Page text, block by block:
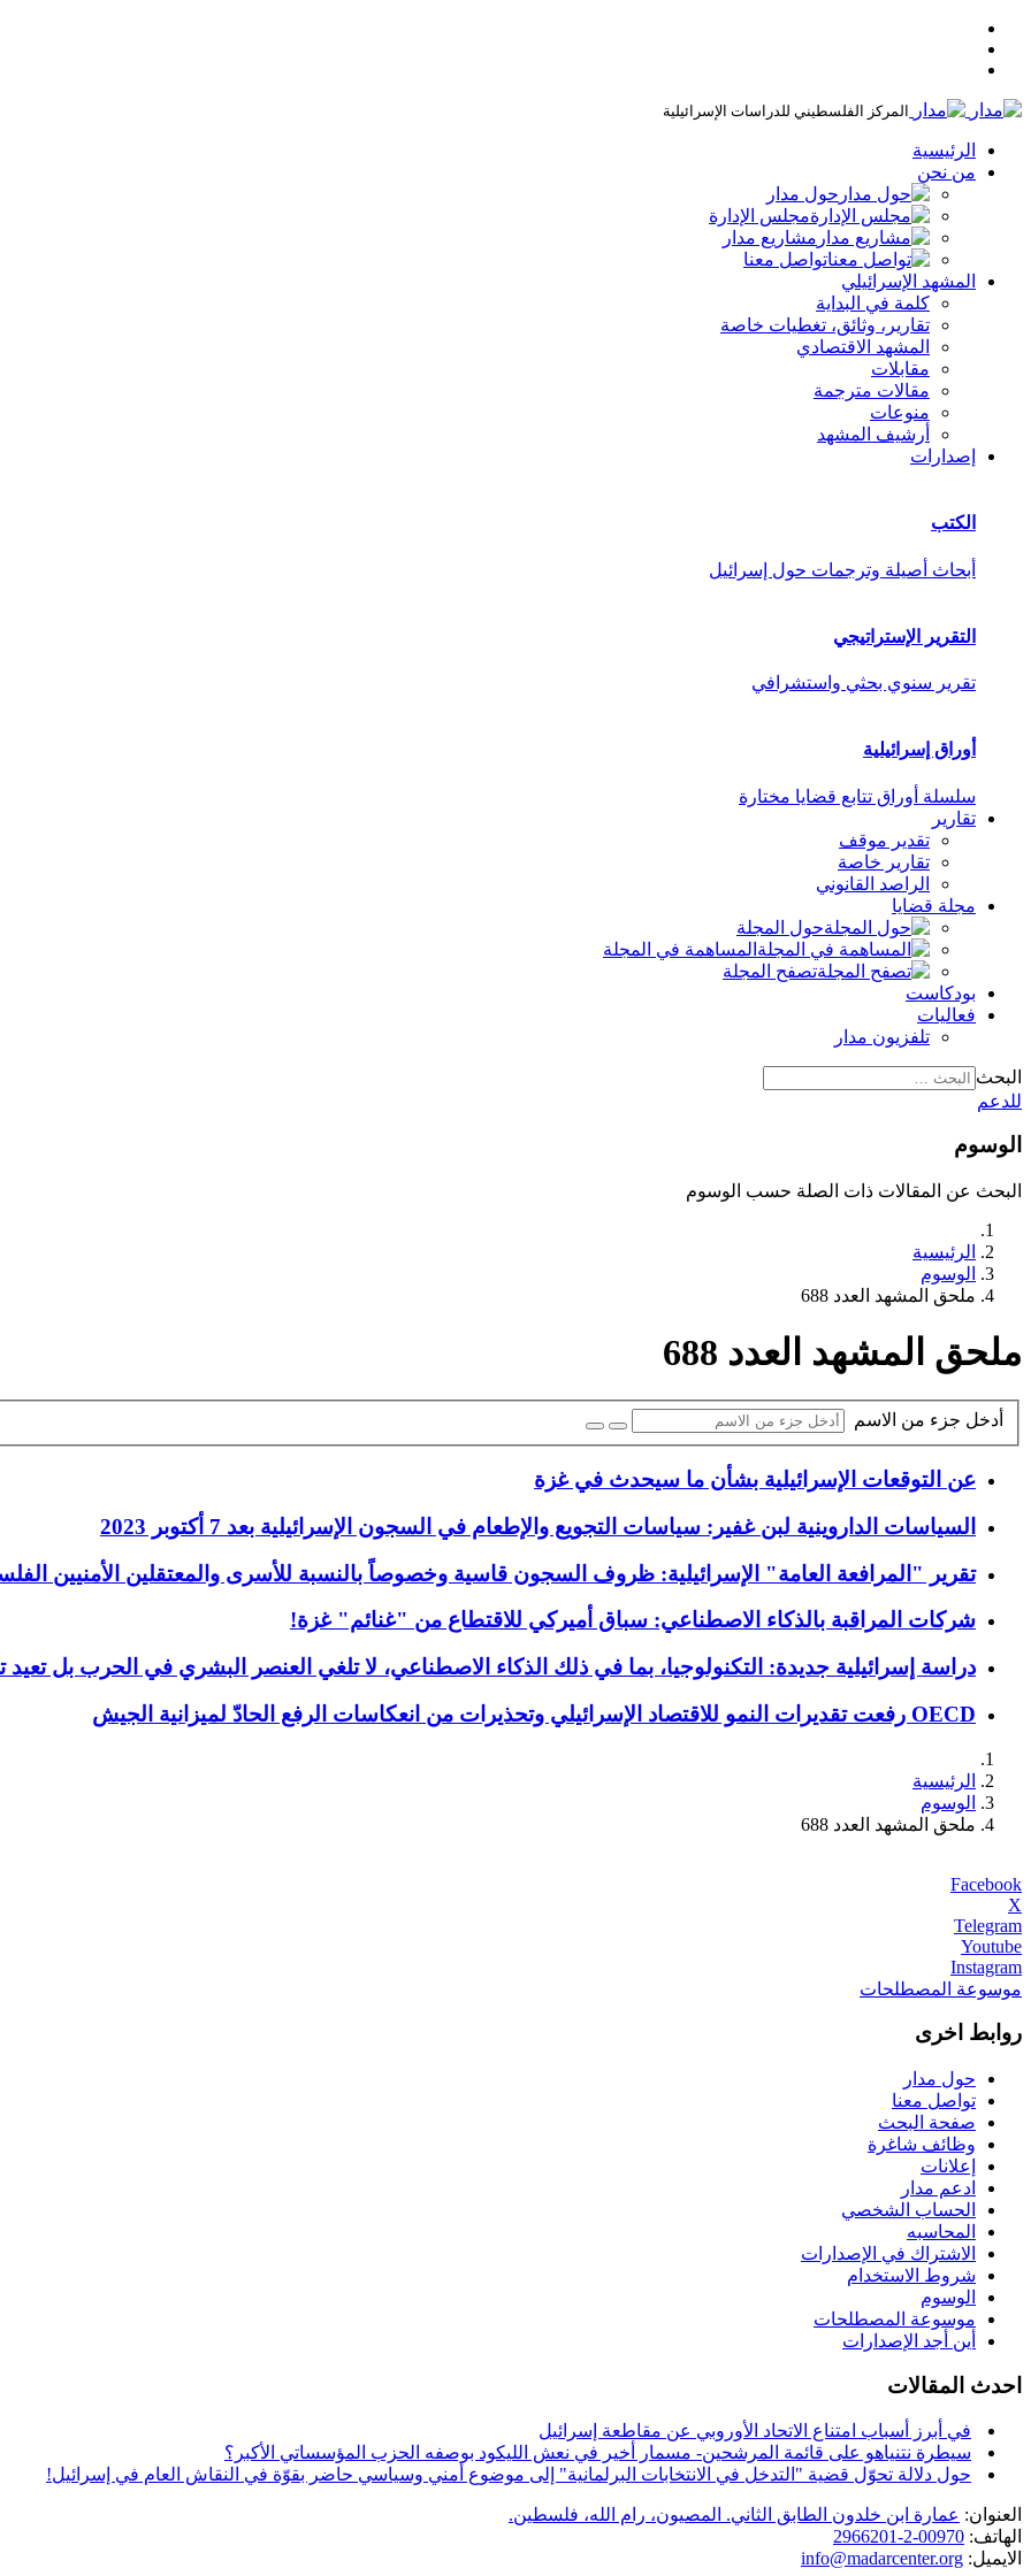
المركز الفلسطيني للدراسات الإسرائيلية
الرئيسية
من نحن
حول مدار
مجلس الإدارة
مشاريع مدار
تواصل معنا
المشهد الإسرائيلي
كلمة في البداية
تقارير، وثائق، تغطيات خاصة
المشهد الاقتصادي
مقابلات
مقالات مترجمة
منوعات
أرشيف المشهد
إصدارات
الكتب
أبحاث أصيلة وترجمات حول إسرائيل
التقرير الإستراتيجي
تقرير سنوي بحثي واستشرافي
أوراق إسرائيلية
سلسلة أوراق تتابع قضايا مختارة
تقارير
تقدير موقف
تقارير خاصة
الراصد القانوني
مجلة قضايا
حول المجلة
المساهمة في المجلة
تصفح المجلة
بودكاست
فعاليات
تلفزيون مدار
البحث
للدعم
الوسوم
البحث عن المقالات ذات الصلة حسب الوسوم
الرئيسية
الوسوم
ملحق المشهد العدد 688
ملحق المشهد العدد 688
أدخل جزء من الاسم
عن التوقعات الإسرائيلية بشأن ما سيحدث في غزة
السياسات الداروينية لبن غفير: سياسات التجويع والإطعام في السجون الإسرائيلية بعد 7 أكتوبر 2023
تقرير "المرافعة العامة" الإسرائيلية: ظروف السجون قاسية وخصوصاً بالنسبة للأسرى والمعتقلين الأمنيين
شركات المراقبة بالذكاء الاصطناعي: سباق أميركي للاقتطاع من "غنائم" غزة!
دراسة إسرائيلية جديدة: التكنولوجيا، بما في ذلك الذكاء الاصطناعي، لا تلغي العنصر البشري في الحرب بل تعيد
OECD رفعت تقديرات النمو للاقتصاد الإسرائيلي وتحذيرات من انعكاسات الرفع الحادّ لميزانية الجيش
الرئيسية
الوسوم
ملحق المشهد العدد 688
Facebook
X
Telegram
Youtube
Instagram
موسوعة المصطلحات
روابط اخرى
حول مدار
تواصل معنا
صفحة البحث
وظائف شاغرة
إعلانات
ادعم مدار
الحساب الشخصي
المحاسبه
الاشتراك في الإصدارات
شروط الاستخدام
الوسوم
موسوعة المصطلحات
أين أجد الإصدارات
احدث المقالات
في أبرز أسباب امتناع الاتحاد الأوروبي عن مقاطعة إسرائيل
سيطرة نتنياهو على قائمة المرشحين- مسمار أخير في نعش الليكود بوصفه الحزب المؤسساتي الأكبر؟
حول دلالة تحوّل قضية "التدخل في الانتخابات البرلمانية" إلى موضوع أمني وسياسي حاضر بقوّة في النقاش العام في إسرائيل!
العنوان: عمارة ابن خلدون الطابق الثاني. المصيون، رام الله، فلسطين.
الهاتف: 00970-2-2966201
الايميل: info@madarcenter.org